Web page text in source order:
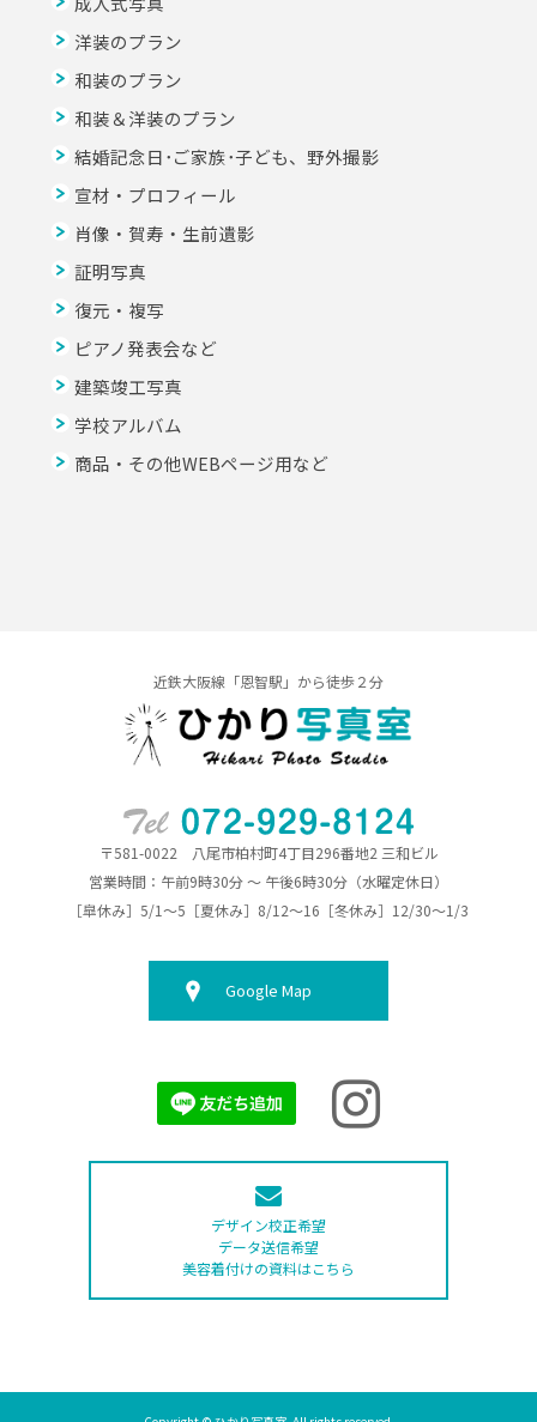
洋装のプラン
和装のプラン
和装＆洋装のプラン
結婚記念日･ご家族･子ども、野外撮影
宣材・プロフィール
肖像・賀寿・生前遺影
証明写真
復元・複写
ピアノ発表会など
建築竣工写真
学校アルバム
商品・その他WEBページ用など
近鉄大阪線「恩智駅」から徒歩２分
〒581-0022 八尾市柏村町4丁目296番地2 三和ビル
営業時間：午前9時30分 ～ 午後6時30分（水曜定休日）
［皐休み］5/1～5［夏休み］8/12～16［冬休み］12/30～1/3
Google Map
デザイン校正希望
データ送信希望
美容着付けの資料はこちら